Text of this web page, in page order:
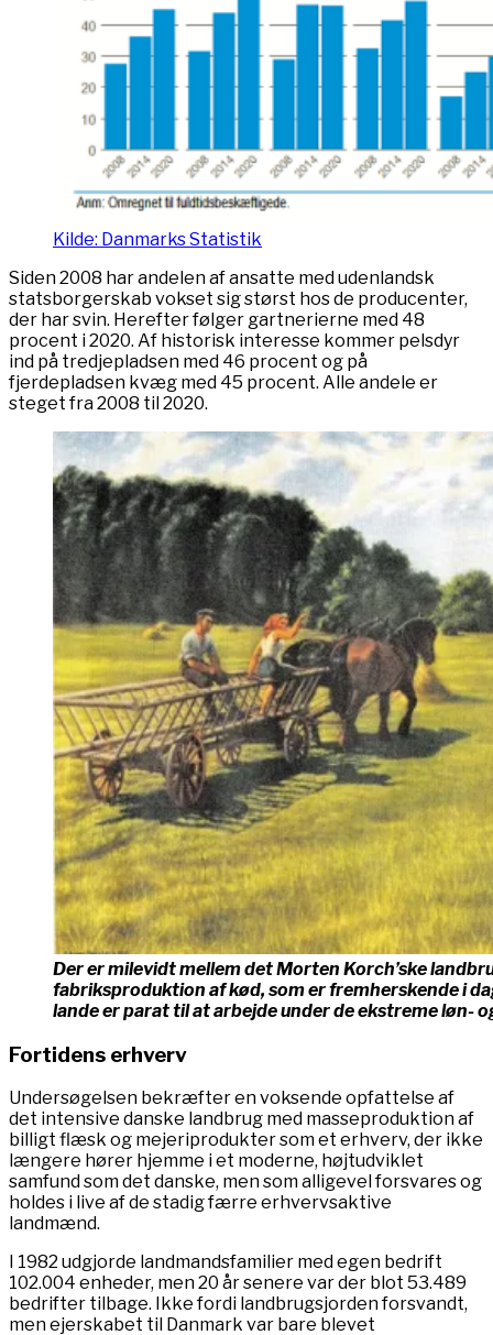
Kilde: Danmarks Statistik
Siden 2008 har andelen af ansatte med udenlandsk
statsborgerskab vokset sig størst hos de producenter,
der har svin. Herefter følger gartnerierne med 48
procent i 2020. Af historisk interesse kommer pelsdyr
ind på tredjepladsen med 46 procent og på
fjerdepladsen kvæg med 45 procent. Alle andele er
steget fra 2008 til 2020.
Der er milevidt mellem det Morten Korch’ske
fabriksproduktion af kød, som er fremherskende i
lande er parat til at arbejde under de ekstreme løn-
Fortidens erhverv
Undersøgelsen bekræfter en voksende opfattelse af
det intensive danske landbrug med masseproduktion af
billigt flæsk og mejeriprodukter som et erhverv, der ikke
længere hører hjemme i et moderne, højtudviklet
samfund som det danske, men som alligevel forsvares og
holdes i live af de stadig færre erhvervsaktive
landmænd.
I 1982 udgjorde landmandsfamilier med egen bedrift
102.004 enheder, men 20 år senere var der blot 53.489
bedrifter tilbage. Ikke fordi landbrugsjorden forsvandt,
men ejerskabet til Danmark var bare blevet